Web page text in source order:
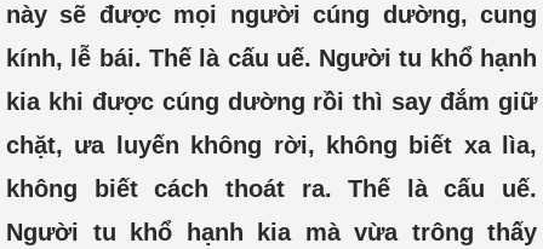
này sẽ được mọi người cúng dường, cung
kính, lễ bái. Thế là cấu uế. Người tu khổ hạnh
kia khi được cúng dường rồi thì say đắm giữ
chặt, ưa luyến không rời, không biết xa lìa,
không biết cách thoát ra. Thế là cấu uế.
Người tu khổ hạnh kia mà vừa trông thấy